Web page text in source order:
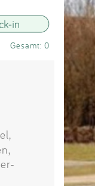
Anmelden
Gesamt: 0